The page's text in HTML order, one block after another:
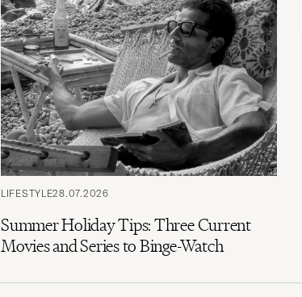
LIFESTYLE28.07.2026
Summer Holiday Tips: Three Current
Movies and Series to Binge-Watch